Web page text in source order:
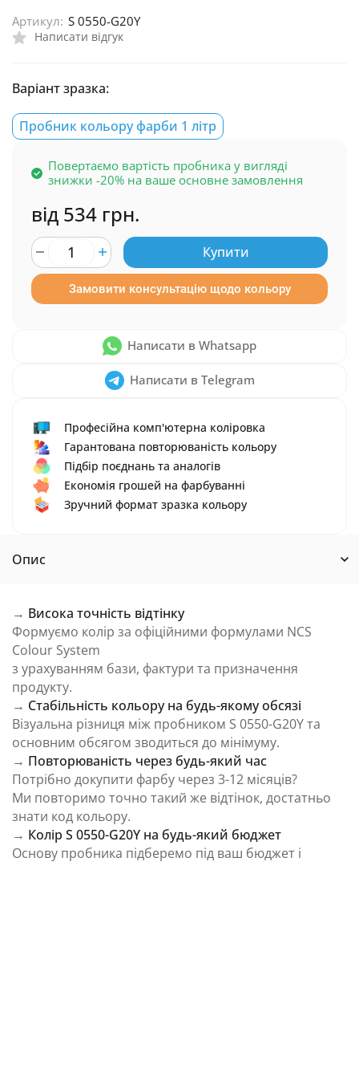
Написати відгук
Артикул: S 0550-G20Y
Варіант зразка:
Пробник кольору фарби 1 літр
Повертаємо вартість пробника у вигляді
знижки -20% на ваше основне замовлення
від 534 грн.
Купити
Замовити консультацію щодо кольору
Написати в Whatsapp
Написати в Telegram
Професійна комп'ютерна коліровка
Гарантована повторюваність кольору
Підбір поєднань та аналогів
Економія грошей на фарбуванні
Зручний формат зразка кольору
Опис
→ Висока точність відтінку
Формуємо колір за офіційними формулами NCS
Colour System
з урахуванням бази, фактури та призначення
продукту.
→ Стабільність кольору на будь-якому обсязі
Візуальна різниця між пробником S 0550-G20Y та
основним обсягом зводиться до мінімуму.
→ Повторюваність через будь-який час
Потрібно докупити фарбу через 3-12 місяців?
Ми повторимо точно такий же відтінок, достатньо
знати код кольору.
→ Колір S 0550-G20Y на будь-який бюджет
Основу пробника підберемо під ваш бюджет і